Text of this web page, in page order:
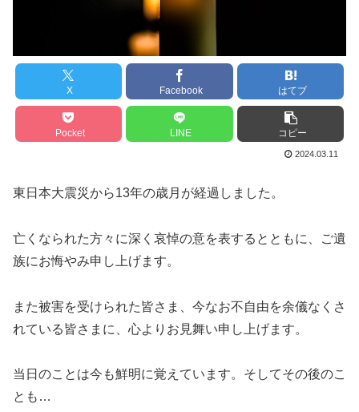
X Facebook はてブ
Pocket LINE コピー
2024.03.11
東日本大震災から13年の歳月が経過しました。
亡くなられた方々に深く哀悼の意を表するとともに、ご遺
族にお悔やみ申し上げます。
また被害を受けられた皆さま、今なお不自由を余儀なくさ
れている皆さまに、心よりお見舞い申し上げます。
当日のことは今も鮮明に覚えています。そしてその後のこ
とも…